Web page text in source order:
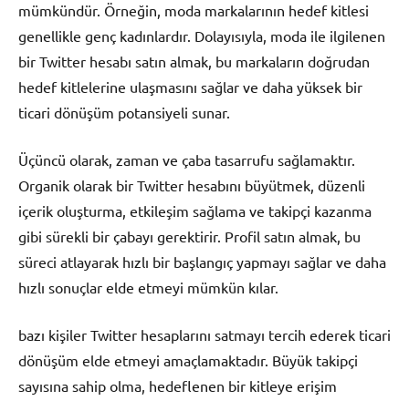
mümkündür. Örneğin, moda markalarının hedef kitlesi
genellikle genç kadınlardır. Dolayısıyla, moda ile ilgilenen
bir Twitter hesabı satın almak, bu markaların doğrudan
hedef kitlelerine ulaşmasını sağlar ve daha yüksek bir
ticari dönüşüm potansiyeli sunar.
Üçüncü olarak, zaman ve çaba tasarrufu sağlamaktır.
Organik olarak bir Twitter hesabını büyütmek, düzenli
içerik oluşturma, etkileşim sağlama ve takipçi kazanma
gibi sürekli bir çabayı gerektirir. Profil satın almak, bu
süreci atlayarak hızlı bir başlangıç yapmayı sağlar ve daha
hızlı sonuçlar elde etmeyi mümkün kılar.
bazı kişiler Twitter hesaplarını satmayı tercih ederek ticari
dönüşüm elde etmeyi amaçlamaktadır. Büyük takipçi
sayısına sahip olma, hedeflenen bir kitleye erişim